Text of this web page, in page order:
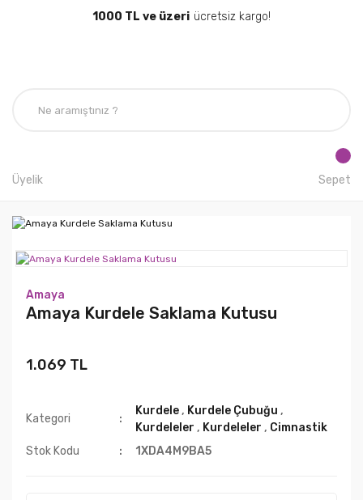
1000 TL ve üzeri ücretsiz kargo!
Üyelik Sepet
Amaya
Amaya Kurdele Saklama Kutusu
1.069 TL
Kategori
Kurdele, Kurdele Çubuğu ,
Kurdeleler , Kurdeleler , Cimnastik
Stok Kodu
1XDA4M9BA5